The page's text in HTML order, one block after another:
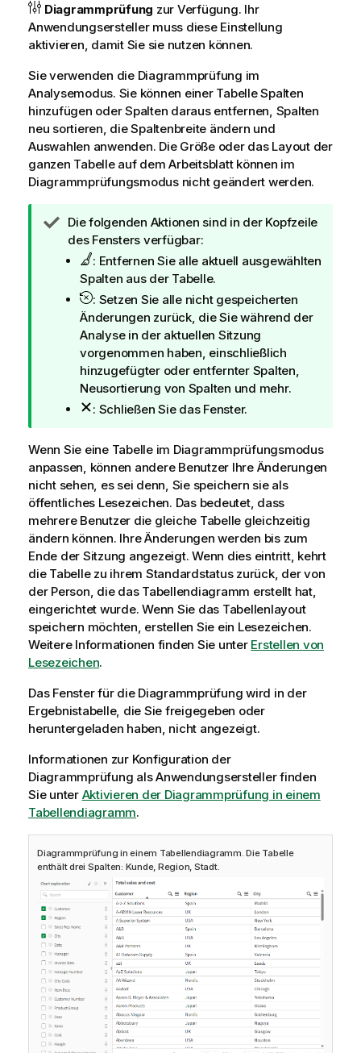
Diagrammprüfung zur Verfügung. Ihr
Anwendungsersteller muss diese Einstellung
aktivieren, damit Sie sie nutzen können.
Sie verwenden die Diagrammprüfung im
Analysemodus. Sie können einer Tabelle Spalten
hinzufügen oder Spalten daraus entfernen, Spalten
neu sortieren, die Spaltenbreite ändern und
Auswahlen anwenden. Die Größe oder das Layout der
ganzen Tabelle auf dem Arbeitsblatt können im
Diagrammprüfungsmodus nicht geändert werden.
T
i
p
Die folgenden Aktionen sind in der Kopfzeile
des Fensters verfügbar:
: Entfernen Sie alle aktuell ausgewählten
Spalten aus der Tabelle.
: Setzen Sie alle nicht gespeicherten
Änderungen zurück, die Sie während der
Analyse in der aktuellen Sitzung
vorgenommen haben, einschließlich
hinzugefügter oder entfernter Spalten,
Neusortierung von Spalten und mehr.
: Schließen Sie das Fenster.
Wenn Sie eine Tabelle im Diagrammprüfungsmodus
anpassen, können andere Benutzer Ihre Änderungen
nicht sehen, es sei denn, Sie speichern sie als
öffentliches Lesezeichen. Das bedeutet, dass
mehrere Benutzer die gleiche Tabelle gleichzeitig
ändern können. Ihre Änderungen werden bis zum
Ende der Sitzung angezeigt. Wenn dies eintritt, kehrt
die Tabelle zu ihrem Standardstatus zurück, der von
der Person, die das Tabellendiagramm erstellt hat,
eingerichtet wurde. Wenn Sie das Tabellenlayout
speichern möchten, erstellen Sie ein Lesezeichen.
Weitere Informationen finden Sie unter Erstellen von
Lesezeichen.
Das Fenster für die Diagrammprüfung wird in der
Ergebnistabelle, die Sie freigegeben oder
heruntergeladen haben, nicht angezeigt.
Informationen zur Konfiguration der
Diagrammprüfung als Anwendungsersteller finden
Sie unter Aktivieren der Diagrammprüfung in einem
Tabellendiagramm.
Diagrammprüfung in einem Tabellendiagramm. Die Tabelle
enthält drei Spalten: Kunde, Region, Stadt.